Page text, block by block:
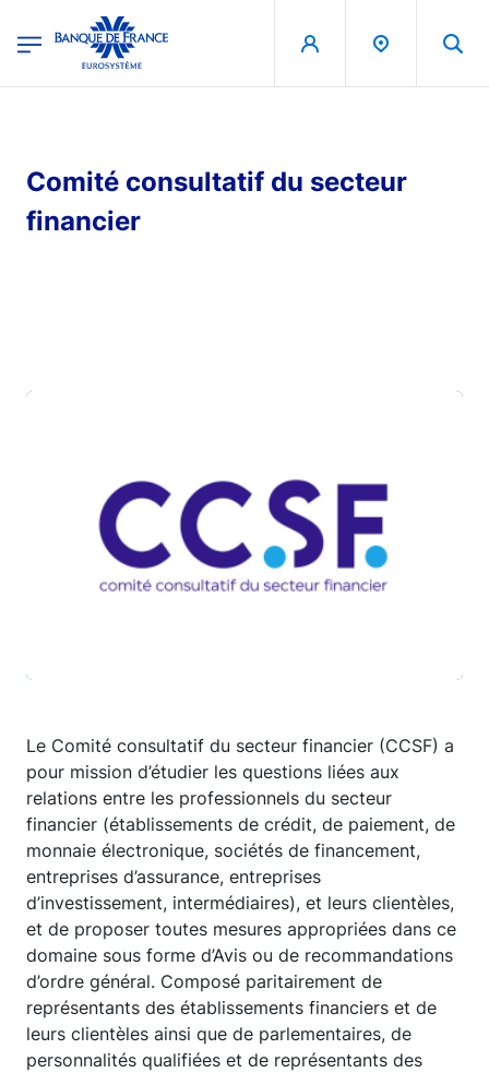
Banque de France - Menu Principal
Comité consultatif du secteur
financier
Le Comité consultatif du secteur financier (CCSF) a
pour mission d’étudier les questions liées aux
relations entre les professionnels du secteur
financier (établissements de crédit, de paiement, de
monnaie électronique, sociétés de financement,
entreprises d’assurance, entreprises
d’investissement, intermédiaires), et leurs clientèles,
et de proposer toutes mesures appropriées dans ce
domaine sous forme d’Avis ou de recommandations
d’ordre général. Composé paritairement de
représentants des établissements financiers et de
leurs clientèles ainsi que de parlementaires, de
personnalités qualifiées et de représentants des